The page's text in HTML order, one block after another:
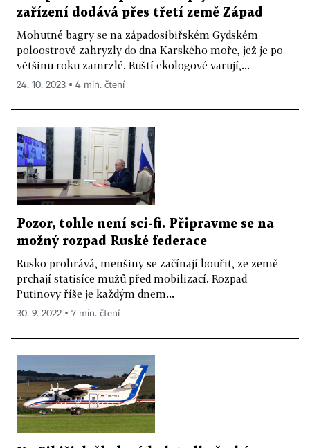
zařízení dodává přes třetí země Západ
Mohutné bagry se na západosibiřském Gydském
poloostrově zahryzly do dna Karského moře, jež je po
většinu roku zamrzlé. Ruští ekologové varují,...
24. 10. 2023 ▪ 4 min. čtení
Pozor, tohle není sci-fi. Připravme se na
možný rozpad Ruské federace
Rusko prohrává, menšiny se začínají bouřit, ze země
prchají statisíce mužů před mobilizací. Rozpad
Putinovy říše je každým dnem...
30. 9. 2022 ▪ 7 min. čtení